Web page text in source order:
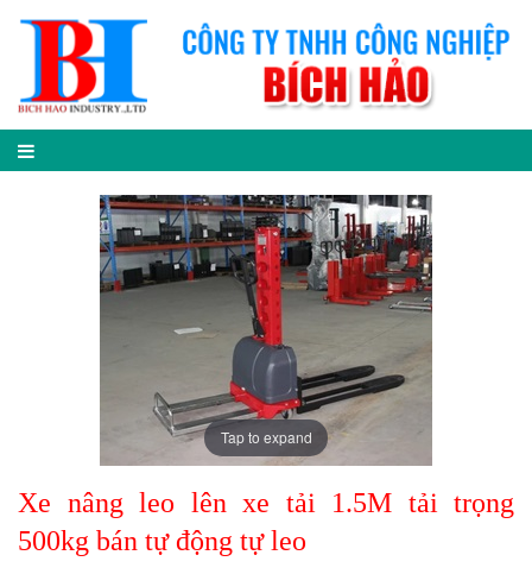
Tap to expand
Xe nâng leo lên xe tải 1.5M tải trọng
500kg bán tự động tự leo